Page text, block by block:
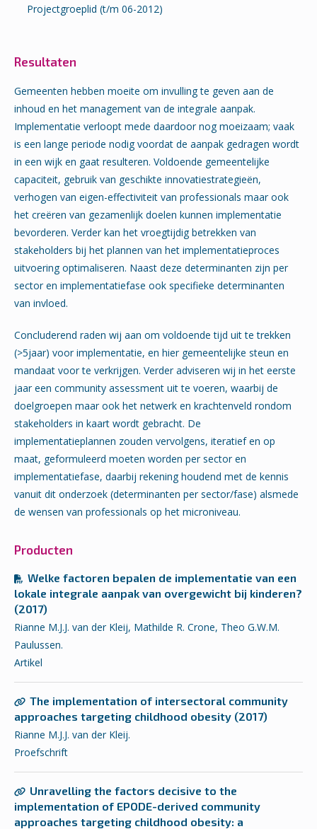
Projectgroeplid (t/m 06-2012)
Resultaten
Gemeenten hebben moeite om invulling te geven aan de
inhoud en het management van de integrale aanpak.
Implementatie verloopt mede daardoor nog moeizaam; vaak
is een lange periode nodig voordat de aanpak gedragen wordt
in een wijk en gaat resulteren. Voldoende gemeentelijke
capaciteit, gebruik van geschikte innovatiestrategieën,
verhogen van eigen-effectiviteit van professionals maar ook
het creëren van gezamenlijk doelen kunnen implementatie
bevorderen. Verder kan het vroegtijdig betrekken van
stakeholders bij het plannen van het implementatieproces
uitvoering optimaliseren. Naast deze determinanten zijn per
sector en implementatiefase ook specifieke determinanten
van invloed.
Concluderend raden wij aan om voldoende tijd uit te trekken
(>5jaar) voor implementatie, en hier gemeentelijke steun en
mandaat voor te verkrijgen. Verder adviseren wij in het eerste
jaar een community assessment uit te voeren, waarbij de
doelgroepen maar ook het netwerk en krachtenveld rondom
stakeholders in kaart wordt gebracht. De
implementatieplannen zouden vervolgens, iteratief en op
maat, geformuleerd moeten worden per sector en
implementatiefase, daarbij rekening houdend met de kennis
vanuit dit onderzoek (determinanten per sector/fase) alsmede
de wensen van professionals op het microniveau.
Producten
Welke factoren bepalen de implementatie van een
lokale integrale aanpak van overgewicht bij kinderen?
(2017)
Rianne M.J.J. van der Kleij, Mathilde R. Crone, Theo G.W.M.
Paulussen.
Artikel
The implementation of intersectoral community
approaches targeting childhood obesity (2017)
Rianne M.J.J. van der Kleij.
Proefschrift
Unravelling the factors decisive to the
implementation of EPODE-derived community
approaches targeting childhood obesity: a